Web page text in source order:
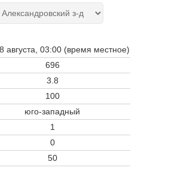
8 августа, 03:00 (время местное)
696
3.8
100
юго-западный
1
0
50